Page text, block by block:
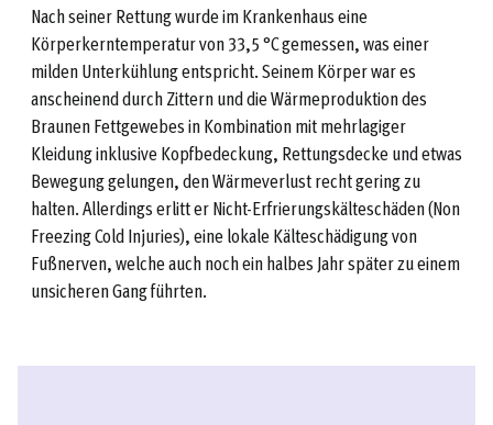
Nach seiner Rettung wurde im Krankenhaus eine
Körperkerntemperatur von 33,5 °C gemessen, was einer
milden Unterkühlung entspricht. Seinem Körper war es
anscheinend durch Zittern und die Wärmeproduktion des
Braunen Fettgewebes in Kombination mit mehrlagiger
Kleidung inklusive Kopfbedeckung, Rettungsdecke und etwas
Bewegung gelungen, den Wärmeverlust recht gering zu
halten. Allerdings erlitt er Nicht-Erfrierungskälteschäden (Non
Freezing Cold Injuries), eine lokale Kälteschädigung von
Fußnerven, welche auch noch ein halbes Jahr später zu einem
unsicheren Gang führten.